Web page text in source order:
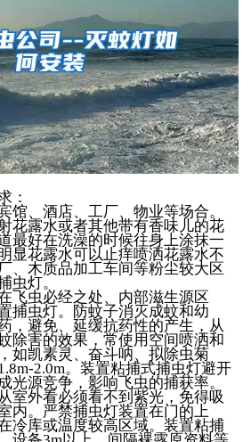
：
、酒店、工厂、物业等场合。
花露水或者其他带有香味儿的花
最好在洗澡的时候往身上涂抹一
显花露水可以止痒喷洒花露水不
、木质品加工车间等粉尘较大区
虫灯。
虫必经之处、内部滋生源区
捕虫灯。防蚊子消灭成蚊和幼
，避免、延缓抗药性的产生，从
除害的效果，常使用空间喷洒和
如凯素灵、奋斗呐、拟除虫菊
2.0m。装置粘捕式捕虫灯避开
光源竞争，影响飞虫的捕获率。
室外看必须看不到紫光，免得吸
内。严禁捕虫灯装置在门的上
冷库或温度较高区域。装置粘捕